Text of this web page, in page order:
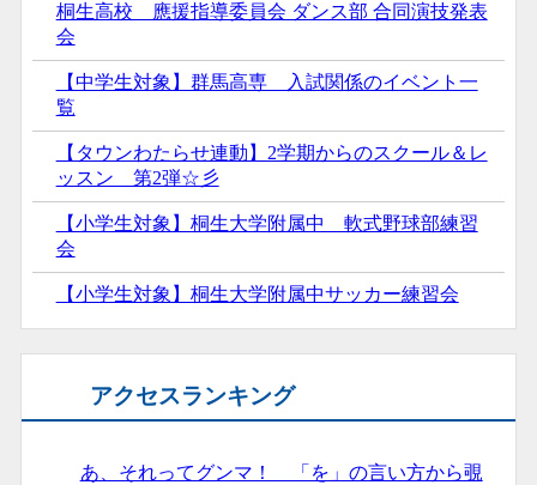
桐生高校 應援指導委員会 ダンス部 合同演技発表
会
【中学生対象】群馬高専 入試関係のイベント一
覧
【タウンわたらせ連動】2学期からのスクール＆レ
ッスン 第2弾☆彡
【小学生対象】桐生大学附属中 軟式野球部練習
会
【小学生対象】桐生大学附属中サッカー練習会
アクセスランキング
あ、それってグンマ！ 「を」の言い方から覗